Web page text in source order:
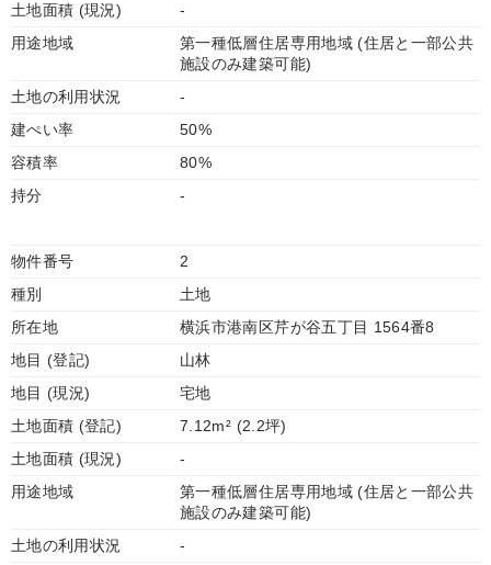
土地面積 (現況)
-
用途地域
第一種低層住居専用地域 (住居と一部公共
施設のみ建築可能)
土地の利用状況
-
建ぺい率
50%
容積率
80%
持分
-
物件番号
2
種別
土地
所在地
横浜市港南区芹が谷五丁目 1564番8
地目 (登記)
山林
地目 (現況)
宅地
土地面積 (登記)
7.12m² (2.2坪)
土地面積 (現況)
-
用途地域
第一種低層住居専用地域 (住居と一部公共
施設のみ建築可能)
土地の利用状況
-